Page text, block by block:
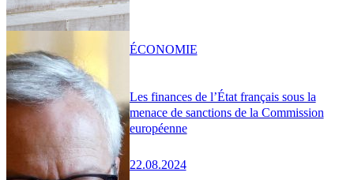
Les finances de l’État français sous la
menace de sanctions de la Commission
européenne
22.08.2024
ÉCONOMIE